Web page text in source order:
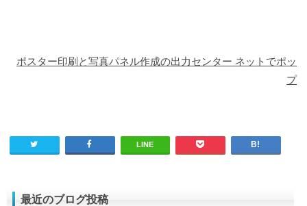
ポスター印刷と写真パネル作成の出力センター ネットでポッ
プ
LINE
最近のブログ投稿